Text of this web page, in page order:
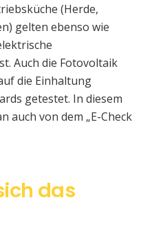
(Herde,
gelten ebenso wie
Auch die Fotovoltaik
die Einhaltung
getestet. In diesem
auch von dem „E-Check
das